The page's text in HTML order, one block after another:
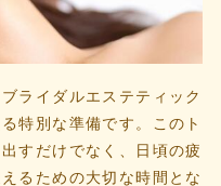
ライダルエステティック
特別な準備です。このト
すだけでなく、日頃の疲
るための大切な時間とな